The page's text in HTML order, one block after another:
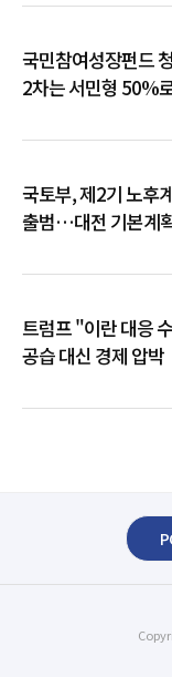
국민참여성장펀드
2차는 서민형 50%
국토부, 제2기 노후
출범…대전 기본계
트럼프 "이란 대응
공습 대신 경제 압박